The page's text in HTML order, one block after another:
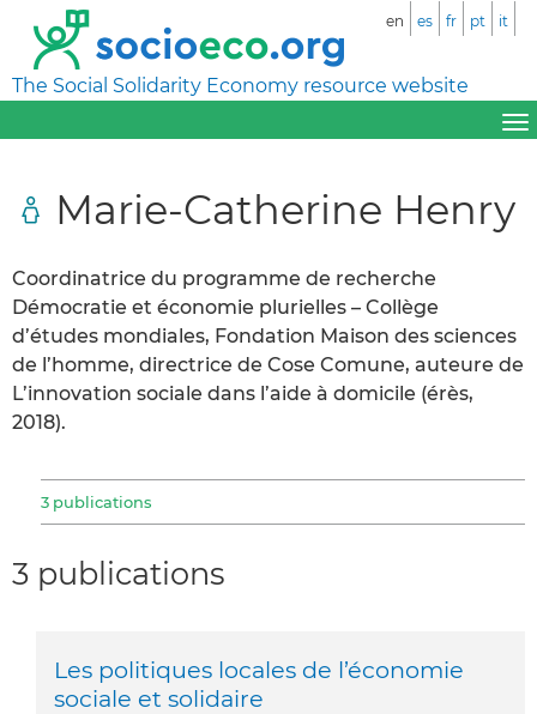
The Social Solidarity Economy resource website
en es fr pt it
Marie-Catherine Henry
Coordinatrice du programme de recherche
Démocratie et économie plurielles – Collège
d’études mondiales, Fondation Maison des sciences
de l’homme, directrice de Cose Comune, auteure de
L’innovation sociale dans l’aide à domicile (érès,
2018).
3 publications
3 publications
Les politiques locales de l’économie
sociale et solidaire